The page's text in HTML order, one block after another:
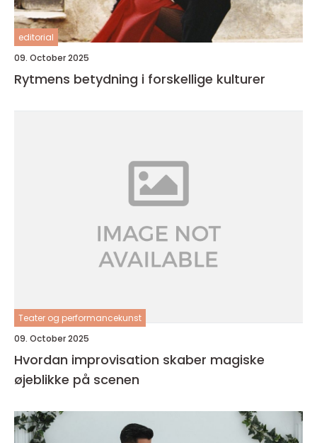
editorial
09. October 2025
Rytmens betydning i forskellige kulturer
Teater og performancekunst
09. October 2025
Hvordan improvisation skaber magiske
øjeblikke på scenen